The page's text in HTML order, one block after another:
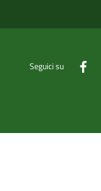
Seguici su